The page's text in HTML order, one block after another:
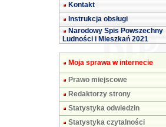
Kontakt
Instrukcja obsługi
Narodowy Spis Powszechny
Ludności i Mieszkań 2021
Moja sprawa w internecie
Prawo miejscowe
Redaktorzy strony
Statystyka odwiedzin
Statystyka czytalności